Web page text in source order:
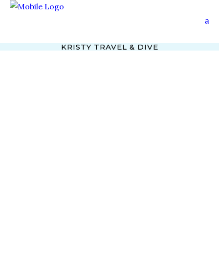
KRISTY TRAVEL & DIVE